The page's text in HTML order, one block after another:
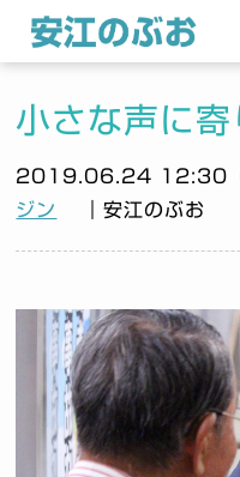
小さな声に
2019.06.24 12:30（
ジン
｜安江のぶお